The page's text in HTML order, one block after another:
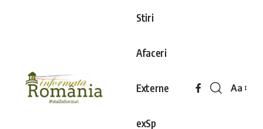
Stiri
Afaceri
Externe
exSp
Aa